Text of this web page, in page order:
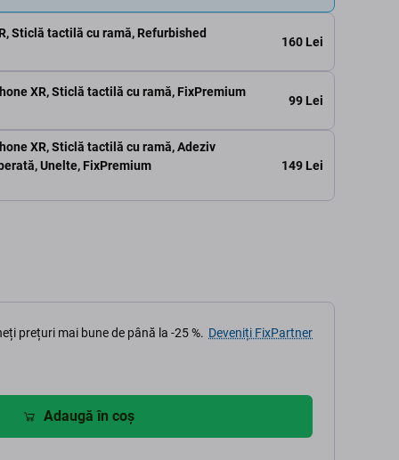
Sticlă tactilă cu ramă, Refurbished
160 Lei
XR, Sticlă tactilă cu ramă, FixPremium
99 Lei
XR, Sticlă tactilă cu ramă, Adeziv
Unelte, FixPremium
149 Lei
prețuri mai bune de până la -25 %. Deveniți FixPartner
Adaugă în coș